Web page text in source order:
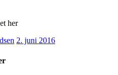
her
2. juni 2016